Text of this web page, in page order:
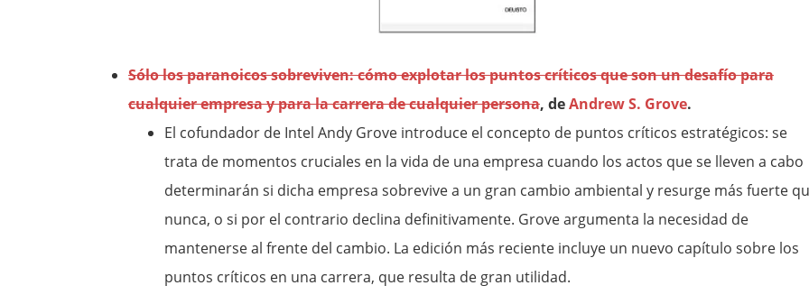
Sólo los paranoicos sobreviven: cómo explotar los puntos críticos que son un desafío para
cualquier empresa y para la carrera de cualquier persona, deAndrew S. Grove.
El cofundador de Intel Andy Grove introduce el concepto de puntos críticos estratégicos: se
trata de momentos cruciales en la vida de una empresa cuando los actos que se lleven a cabo
determinarán si dicha empresa sobrevive a un gran cambio ambiental y resurge más fuerte
nunca, o si por el contrario declina definitivamente. Grove argumenta la necesidad de
mantenerse al frente del cambio. La edición más reciente incluye un nuevo capítulo sobre los
puntos críticos en una carrera, que resulta de gran utilidad.